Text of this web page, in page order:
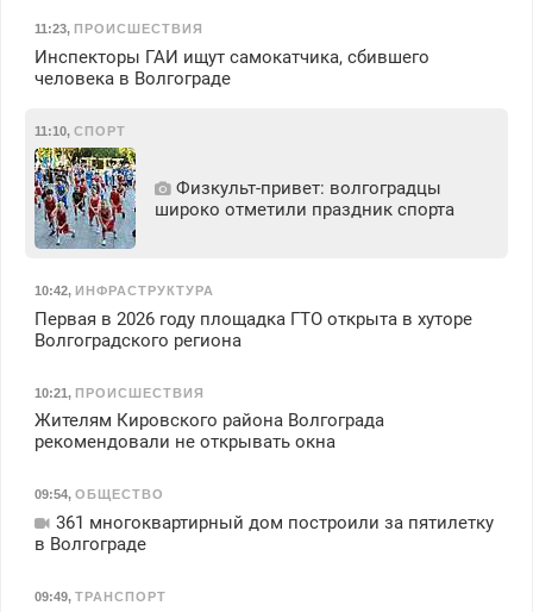
11:23, ПРОИСШЕСТВИЯ
Инспекторы ГАИ ищут самокатчика, сбившего
человека в Волгограде
11:10, СПОРТ
Физкульт‑привет: волгоградцы
широко отметили праздник спорта
10:42, ИНФРАСТРУКТУРА
Первая в 2026 году площадка ГТО открыта в хуторе
Волгоградского региона
10:21, ПРОИСШЕСТВИЯ
Жителям Кировского района Волгограда
рекомендовали не открывать окна
09:54, ОБЩЕСТВО
361 многоквартирный дом построили за пятилетку
в Волгограде
09:49, ТРАНСПОРТ